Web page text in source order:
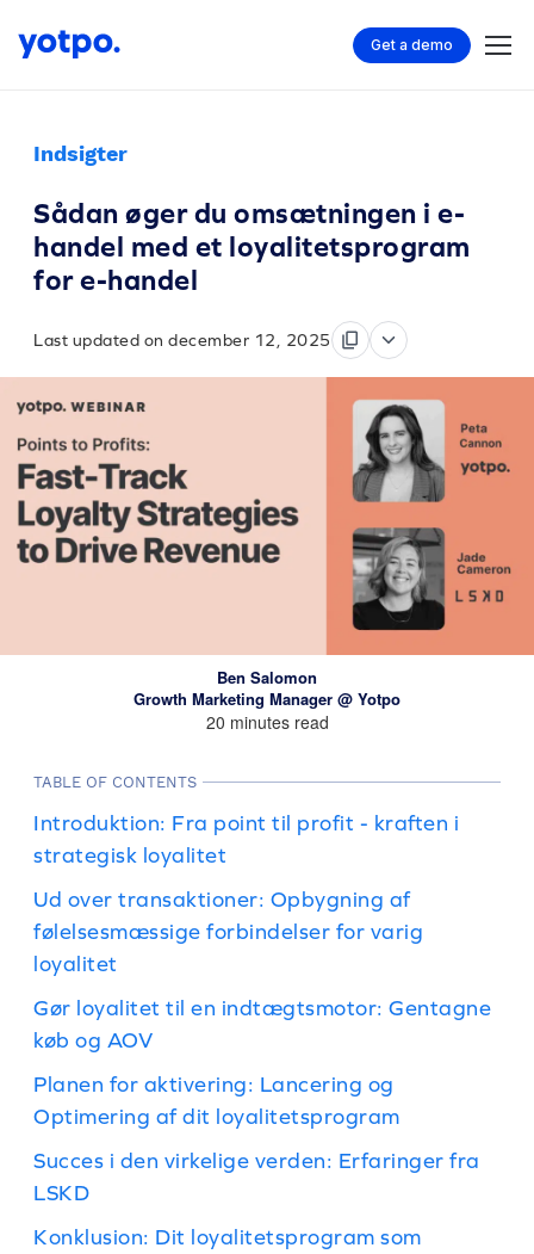
Get a demo
Indsigter
Sådan øger du omsætningen i e-
handel med et loyalitetsprogram
for e-handel
Last updated on december 12, 2025
Ben Salomon
Growth Marketing Manager @ Yotpo
20 minutes read
TABLE OF CONTENTS
Introduktion: Fra point til profit - kraften i
strategisk loyalitet
Ud over transaktioner: Opbygning af
følelsesmæssige forbindelser for varig
loyalitet
Gør loyalitet til en indtægtsmotor: Gentagne
køb og AOV
Planen for aktivering: Lancering og
Optimering af dit loyalitetsprogram
Succes i den virkelige verden: Erfaringer fra
LSKD
Konklusion: Dit loyalitetsprogram som